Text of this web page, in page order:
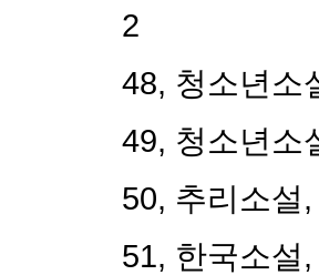
2
48, 청소년소
49, 청소년소
50, 추리소설
51, 한국소설